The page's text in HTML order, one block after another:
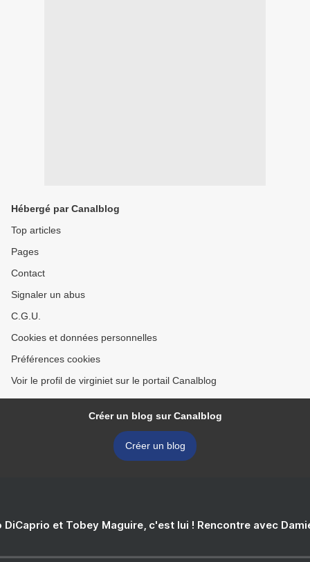
Hébergé par Canalblog
Top articles
Pages
Contact
Signaler un abus
C.G.U.
Cookies et données personnelles
Préférences cookies
Voir le profil de virginiet sur le portail Canalblog
Créer un blog sur Canalblog
Créer un blog
DiCaprio et Tobey Maguire, c'est lui ! Rencontre avec